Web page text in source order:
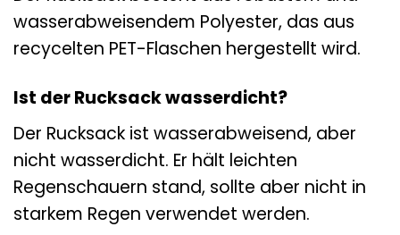
wasserabweisendem Polyester, das aus
recycelten PET-Flaschen hergestellt wird.
Ist der Rucksack wasserdicht?
Der Rucksack ist wasserabweisend, aber
nicht wasserdicht. Er hält leichten
Regenschauern stand, sollte aber nicht in
starkem Regen verwendet werden.